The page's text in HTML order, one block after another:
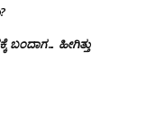
ಬಂದಾಗ… ಹೀಗಿತ್ತು